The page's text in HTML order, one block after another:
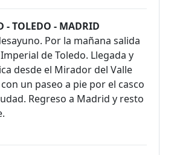
- TOLEDO - MADRID
Por la mañana salida
de Toledo. Llegada y
desde el Mirador del Valle
un paseo a pie por el casco
Regreso a Madrid y resto